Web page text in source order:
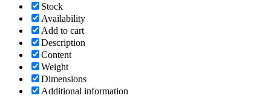
Stock
Availability
Add to cart
Description
Content
Weight
Dimensions
Additional information